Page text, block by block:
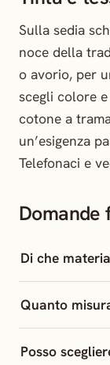
Sulla sedia
noce della
o avorio, per
scegli colore
cotone a
un’esigenza
Telefonaci e
Domande
Di che
Quanto
Posso